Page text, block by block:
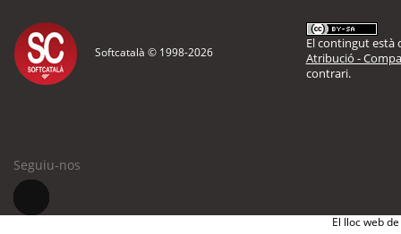
Softcatalà © 1998-2026
El contingut està
Atribució -
contrari.
Seguiu-nos
El lloc web